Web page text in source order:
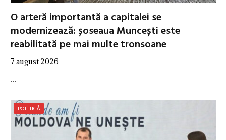
O arteră importantă a capitalei se
modernizează: șoseaua Muncești este
reabilitată pe mai multe tronsoane
7 august 2026
…
POLITICĂ